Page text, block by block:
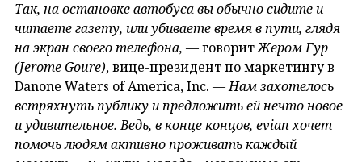
Так, на остановке автобуса вы обычно сидите и
читаете газету, или убиваете время в пути, глядя
на экран своего телефона, — говоритЖером Гур
(Jerome Goure), вице-президент по маркетингу в
Danone Waters of America, Inc. —Нам захотелось
встряхнуть публику и предложить ей нечто новое
и удивительное. Ведь, в конце концов, evian хочет
помочь людям активно проживать каждый